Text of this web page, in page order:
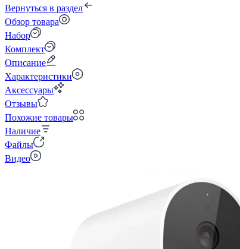
Вернуться в раздел
Обзор товара
Набор
Комплект
Описание
Характеристики
Аксессуары
Отзывы
Похожие товары
Наличие
Файлы
Видео